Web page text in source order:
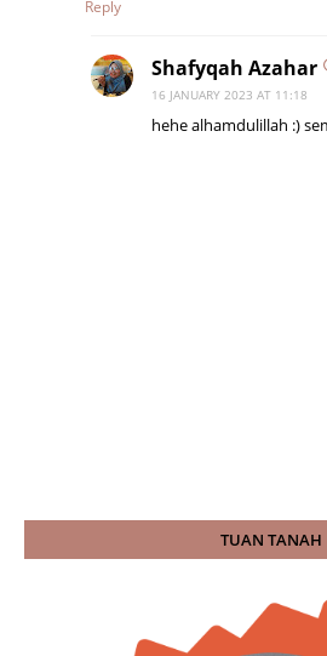
Reply
Shafyqah Azahar
16 JANUARY 2023 AT 11:18
hehe alhamdulillah :)
TUAN TANAH